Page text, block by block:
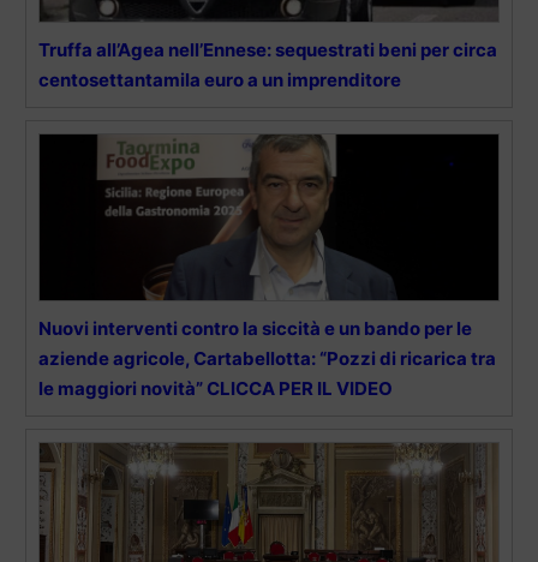
Truffa all’Agea nell’Ennese: sequestrati beni per circa
centosettantamila euro a un imprenditore
Nuovi interventi contro la siccità e un bando per le
aziende agricole, Cartabellotta: “Pozzi di ricarica tra
le maggiori novità” CLICCA PER IL VIDEO